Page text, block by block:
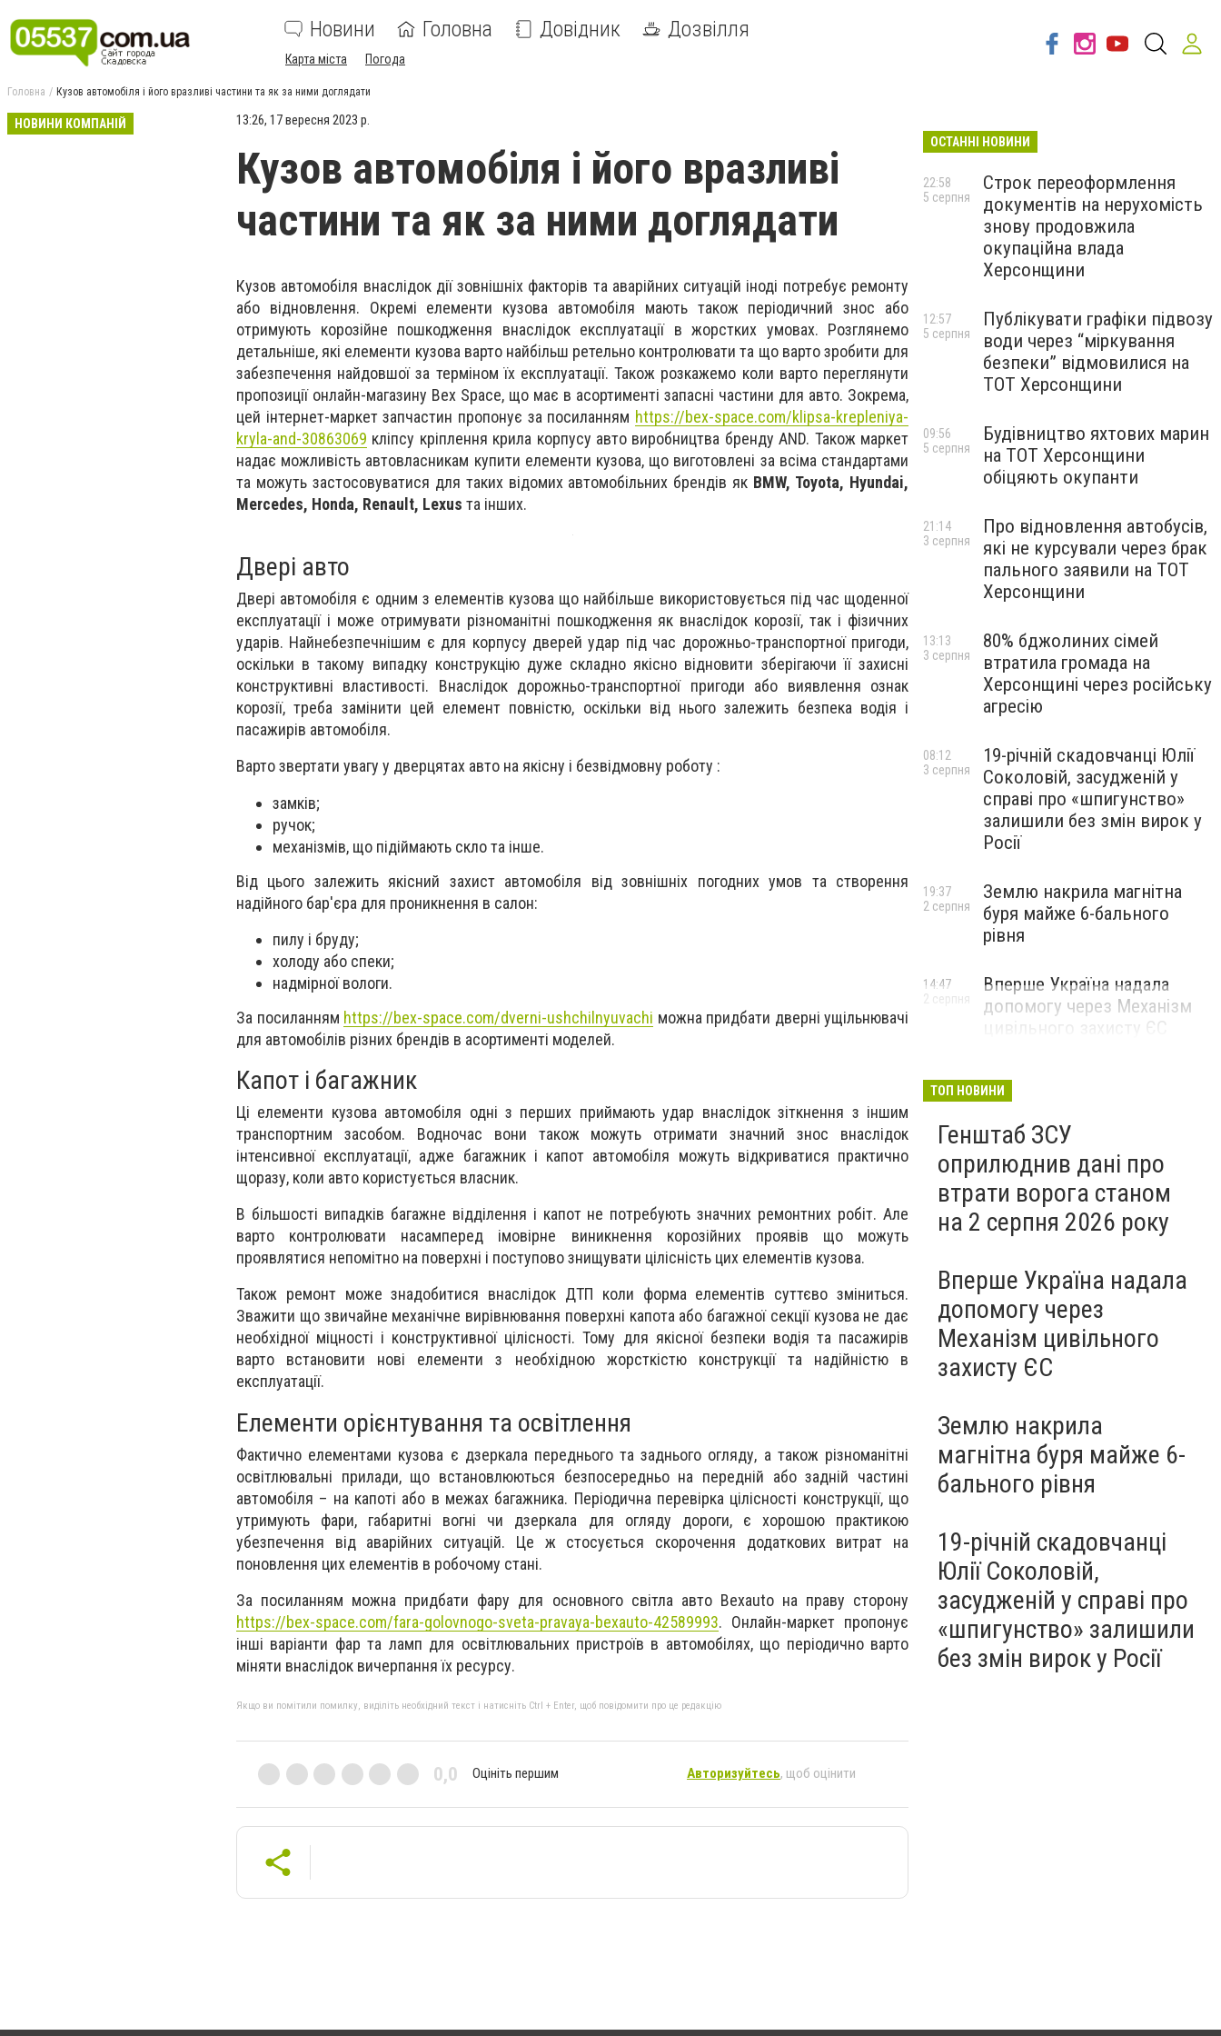
Новини Головна Довідник Дозвілля
Карта міста Погода
Головна Кузов автомобіля і його вразливі частини та як за ними доглядати
НОВИНИ КОМПАНІЙ 13:26, 17 вересня 2023 р.
Кузов автомобіля і його вразливі
частини та як за ними доглядати
Кузов автомобіля внаслідок дії зовнішніх факторів та аварійних ситуацій іноді потребує ремонту
або відновлення. Окремі елементи кузова автомобіля мають також періодичний знос або
отримують корозійне пошкодження внаслідок експлуатації в жорстких умовах. Розглянемо
детальніше, які елементи кузова варто найбільш ретельно контролювати та що варто зробити для
забезпечення найдовшої за терміном їх експлуатації. Також розкажемо коли варто переглянути
пропозиції онлайн-магазину Bex Space, що має в асортименті запасні частини для авто. Зокрема,
цей інтернет-маркет запчастин пропонує за посиланням https://bex-space.com/klipsa-krepleniya-
kryla-and-30863069 кліпсу кріплення крила корпусу авто виробництва бренду AND. Також маркет
надає можливість автовласникам купити елементи кузова, що виготовлені за всіма стандартами
та можуть застосовуватися для таких відомих автомобільних брендів як BMW, Toyota, Hyundai,
Mercedes, Honda, Renault, Lexus та інших.
Двері авто
Двері автомобіля є одним з елементів кузова що найбільше використовується під час щоденної
експлуатації і може отримувати різноманітні пошкодження як внаслідок корозії, так і фізичних
ударів. Найнебезпечнішим є для корпусу дверей удар під час дорожньо-транспортної пригоди,
оскільки в такому випадку конструкцію дуже складно якісно відновити зберігаючи її захисні
конструктивні властивості. Внаслідок дорожньо-транспортної пригоди або виявлення ознак
корозії, треба замінити цей елемент повністю, оскільки від нього залежить безпека водія і
пасажирів автомобіля.
Варто звертати увагу у дверцятах авто на якісну і безвідмовну роботу :
замків;
ручок;
механізмів, що підіймають скло та інше.
Від цього залежить якісний захист автомобіля від зовнішніх погодних умов та створення
надійного бар'єра для проникнення в салон:
пилу і бруду;
холоду або спеки;
надмірної вологи.
За посиланням https://bex-space.com/dverni-ushchilnyuvachi можна придбати дверні ущільнювачі
для автомобілів різних брендів в асортименті моделей.
Капот і багажник
Ці елементи кузова автомобіля одні з перших приймають удар внаслідок зіткнення з іншим
транспортним засобом. Водночас вони також можуть отримати значний знос внаслідок
інтенсивної експлуатації, адже багажник і капот автомобіля можуть відкриватися практично
щоразу, коли авто користується власник.
В більшості випадків багажне відділення і капот не потребують значних ремонтних робіт. Але
варто контролювати насамперед імовірне виникнення корозійних проявів що можуть
проявлятися непомітно на поверхні і поступово знищувати цілісність цих елементів кузова.
Також ремонт може знадобитися внаслідок ДТП коли форма елементів суттєво зміниться.
Зважити що звичайне механічне вирівнювання поверхні капота або багажної секції кузова не дає
необхідної міцності і конструктивної цілісності. Тому для якісної безпеки водія та пасажирів
варто встановити нові елементи з необхідною жорсткістю конструкції та надійністю в
експлуатації.
Елементи орієнтування та освітлення
Фактично елементами кузова є дзеркала переднього та заднього огляду, а також різноманітні
освітлювальні прилади, що встановлюються безпосередньо на передній або задній частині
автомобіля – на капоті або в межах багажника. Періодична перевірка цілісності конструкції, що
утримують фари, габаритні вогні чи дзеркала для огляду дороги, є хорошою практикою
убезпечення від аварійних ситуацій. Це ж стосується скорочення додаткових витрат на
поновлення цих елементів в робочому стані.
За посиланням можна придбати фару для основного світла авто Bexauto на праву сторону
https://bex-space.com/fara-golovnogo-sveta-pravaya-bexauto-42589993. Онлайн-маркет пропонує
інші варіанти фар та ламп для освітлювальних пристроїв в автомобілях, що періодично варто
міняти внаслідок вичерпання їх ресурсу.
Якщо ви помітили помилку, виділіть необхідний текст і натисніть Ctrl + Enter, щоб повідомити про це редакцію
0,0 Оцініть першим Авторизуйтесь, щоб оцінити
ОСТАННІ НОВИНИ
Строк переоформлення
документів на нерухомість
знову продовжила
окупаційна влада
Херсонщини
22:58
5 серпня
Публікувати графіки підвозу
води через “міркування
безпеки” відмовилися на
ТОТ Херсонщини
12:57
5 серпня
Будівництво яхтових марин
на ТОТ Херсонщини
обіцяють окупанти
09:56
5 серпня
Про відновлення автобусів,
які не курсували через брак
пального заявили на ТОТ
Херсонщини
21:14
3 серпня
80% бджолиних сімей
втратила громада на
Херсонщині через російську
агресію
13:13
3 серпня
19-річній скадовчанці Юлії
Соколовій, засудженій у
справі про «шпигунство»
залишили без змін вирок у
Росії
08:12
3 серпня
Землю накрила магнітна
буря майже 6-бального
рівня
19:37
2 серпня
Вперше Україна надала
допомогу через Механізм
цивільного захисту ЄС
14:47
2 серпня
ТОП НОВИНИ
Генштаб ЗСУ
оприлюднив дані про
втрати ворога станом
на 2 серпня 2026 року
Вперше Україна надала
допомогу через
Механізм цивільного
захисту ЄС
Землю накрила
магнітна буря майже 6-
бального рівня
19-річній скадовчанці
Юлії Соколовій,
засудженій у справі про
«шпигунство» залишили
без змін вирок у Росії